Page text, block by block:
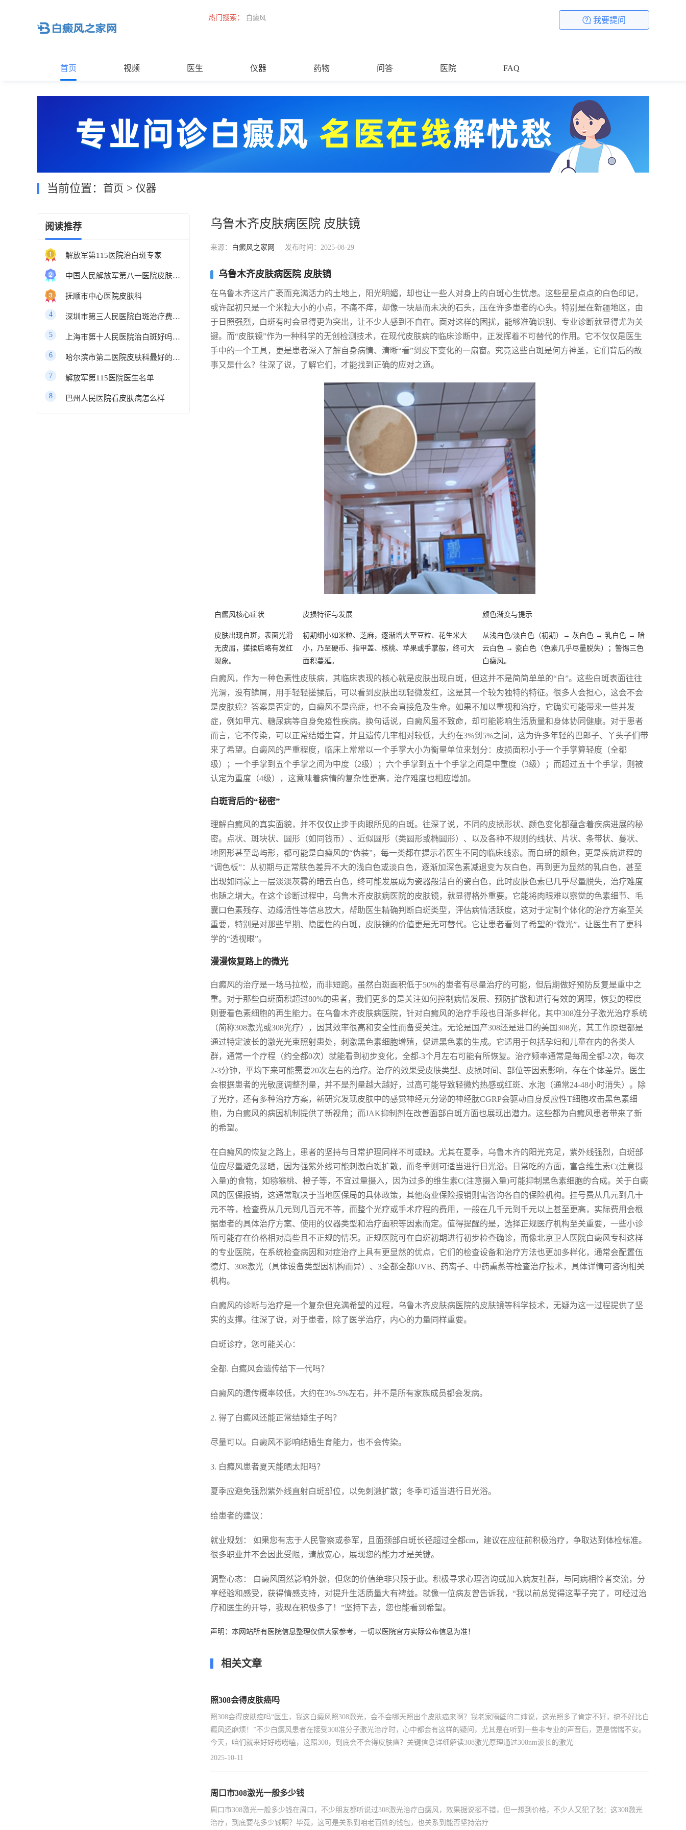
热门搜索： 白癜风 我要提问
首页 视频 医生 仪器 药物 问答 医院 FAQ
当前位置： 首页 > 仪器
阅读推荐
解放军第115医院治白斑专家
中国人民解放军第八一医院皮肤科最好的医生
抚顺市中心医院皮肤科
4 深圳市第三人民医院白斑治疗费用多少
5 上海市第十人民医院治白斑好吗知乎
6 哈尔滨市第二医院皮肤科最好的医生
7 解放军第115医院医生名单
8 巴州人民医院看皮肤病怎么样
乌鲁木齐皮肤病医院 皮肤镜
来源： 白癜风之家网 发布时间：2025-08-29
乌鲁木齐皮肤病医院 皮肤镜
在乌鲁木齐这片广袤而充满活力的土地上，阳光明媚，却也让一些人对身上的白斑心生忧虑。这些星星点点的白色印记，
或许起初只是一个米粒大小的小点，不痛不痒，却像一块悬而未决的石头，压在许多患者的心头。特别是在新疆地区，由
于日照强烈，白斑有时会显得更为突出，让不少人感到不自在。面对这样的困扰，能够准确识别、专业诊断就显得尤为关
键。而“皮肤镜”作为一种科学的无创检测技术，在现代皮肤病的临床诊断中，正发挥着不可替代的作用。它不仅仅是医生
手中的一个工具，更是患者深入了解自身病情、清晰“看”到皮下变化的一扇窗。究竟这些白斑是何方神圣，它们背后的故
事又是什么？往深了说，了解它们，才能找到正确的应对之道。
白癜风核心症状 皮损特征与发展 颜色渐变与提示
皮肤出现白斑，表面光滑
无皮屑，搓揉后略有发红
现象。
初期细小如米粒、芝麻，逐渐增大至豆粒、花生米大
小，乃至硬币、指甲盖、核桃、苹果或手掌般，终可大
面积蔓延。
从浅白色/淡白色（初期）→ 灰白色 → 乳白色 → 暗
云白色 → 瓷白色（色素几乎尽量脱失）；警惕三色
白癜风。
白癜风，作为一种色素性皮肤病，其临床表现的核心就是皮肤出现白斑，但这并不是简简单单的“白”。这些白斑表面往往
光滑，没有鳞屑，用手轻轻搓揉后，可以看到皮肤出现轻微发红，这是其一个较为独特的特征。很多人会担心，这会不会
是皮肤癌？答案是否定的，白癜风不是癌症，也不会直接危及生命。如果不加以重视和治疗，它确实可能带来一些并发
症，例如甲亢、糖尿病等自身免疫性疾病。换句话说，白癜风虽不致命，却可能影响生活质量和身体协同健康。对于患者
而言，它不传染，可以正常结婚生育，并且遗传几率相对较低，大约在3%到5%之间，这为许多年轻的巴郎子、丫头子们带
来了希望。白癜风的严重程度，临床上常常以一个手掌大小为衡量单位来划分：皮损面积小于一个手掌算轻度（全都
级）；一个手掌到五个手掌之间为中度（2级）；六个手掌到五十个手掌之间是中重度（3级）；而超过五十个手掌，则被
认定为重度（4级），这意味着病情的复杂性更高，治疗难度也相应增加。
白斑背后的“秘密”
理解白癜风的真实面貌，并不仅仅止步于肉眼所见的白斑。往深了说，不同的皮损形状、颜色变化都蕴含着疾病进展的秘
密。点状、斑块状、圆形（如同钱币）、近似圆形（类圆形或椭圆形）、以及各种不规则的线状、片状、条带状、蔓状、
地图形甚至岛屿形，都可能是白癜风的“伪装”，每一类都在提示着医生不同的临床线索。而白斑的颜色，更是疾病进程的
“调色板”：从初期与正常肤色差异不大的浅白色或淡白色，逐渐加深色素减退变为灰白色，再到更为显然的乳白色，甚至
出现如同蒙上一层淡淡灰雾的暗云白色，终可能发展成为瓷器般洁白的瓷白色，此时皮肤色素已几乎尽量脱失，治疗难度
也随之增大。在这个诊断过程中，乌鲁木齐皮肤病医院的皮肤镜，就显得格外重要。它能将肉眼难以察觉的色素细节、毛
囊口色素残存、边缘活性等信息放大，帮助医生精确判断白斑类型，评估病情活跃度，这对于定制个体化的治疗方案至关
重要，特别是对那些早期、隐匿性的白斑，皮肤镜的价值更是无可替代。它让患者看到了希望的“微光”，让医生有了更科
学的“透视眼”。
漫漫恢复路上的微光
白癜风的治疗是一场马拉松，而非短跑。虽然白斑面积低于50%的患者有尽量治疗的可能，但后期做好预防反复是重中之
重。对于那些白斑面积超过80%的患者，我们更多的是关注如何控制病情发展、预防扩散和进行有效的调理，恢复的程度
则要看色素细胞的再生能力。在乌鲁木齐皮肤病医院，针对白癜风的治疗手段也日渐多样化，其中308准分子激光治疗系统
（简称308激光或308光疗），因其效率很高和安全性而备受关注。无论是国产308还是进口的美国308光，其工作原理都是
通过特定波长的激光光束照射患处，刺激黑色素细胞增殖，促进黑色素的生成。它适用于包括孕妇和儿童在内的各类人
群，通常一个疗程（约全都0次）就能看到初步变化，全都-3个月左右可能有所恢复。治疗频率通常是每周全都-2次，每次
2-3分钟，平均下来可能需要20次左右的治疗。治疗的效果受皮肤类型、皮损时间、部位等因素影响，存在个体差异。医生
会根据患者的光敏度调整剂量，并不是剂量越大越好，过高可能导致轻微灼热感或红斑、水泡（通常24-48小时消失）。除
了光疗，还有多种治疗方案，新研究发现皮肤中的感觉神经元分泌的神经肽CGRP会驱动自身反应性T细胞攻击黑色素细
胞，为白癜风的病因机制提供了新视角；而JAK抑制剂在改善面部白斑方面也展现出潜力。这些都为白癜风患者带来了新
的希望。
在白癜风的恢复之路上，患者的坚持与日常护理同样不可或缺。尤其在夏季，乌鲁木齐的阳光充足，紫外线强烈，白斑部
位应尽量避免暴晒，因为强紫外线可能刺激白斑扩散，而冬季则可适当进行日光浴。日常吃的方面，富含维生素C(注意摄
入量)的食物，如猕猴桃、橙子等，不宜过量摄入，因为过多的维生素C(注意摄入量)可能抑制黑色素细胞的合成。关于白癜
风的医保报销，这通常取决于当地医保局的具体政策，其他商业保险报销则需咨询各自的保险机构。挂号费从几元到几十
元不等，检查费从几元到几百元不等，而整个光疗或手术疗程的费用，一般在几千元到千元以上甚至更高，实际费用会根
据患者的具体治疗方案、使用的仪器类型和治疗面积等因素而定。值得提醒的是，选择正规医疗机构至关重要，一些小诊
所可能存在价格相对高些且不正规的情况。正规医院可在白斑初期进行初步检查确诊，而像北京卫人医院白癜风专科这样
的专业医院，在系统检查病因和对症治疗上具有更显然的优点，它们的检查设备和治疗方法也更加多样化，通常会配置伍
德灯、308激光（具体设备类型因机构而异）、3全都全都UVB、药离子、中药熏蒸等检查治疗技术，具体详情可咨询相关
机构。
白癜风的诊断与治疗是一个复杂但充满希望的过程，乌鲁木齐皮肤病医院的皮肤镜等科学技术，无疑为这一过程提供了坚
实的支撑。往深了说，对于患者，除了医学治疗，内心的力量同样重要。
白斑诊疗，您可能关心：
全都. 白癜风会遗传给下一代吗？
白癜风的遗传概率较低，大约在3%-5%左右，并不是所有家族成员都会发病。
2. 得了白癜风还能正常结婚生子吗？
尽量可以。白癜风不影响结婚生育能力，也不会传染。
3. 白癜风患者夏天能晒太阳吗？
夏季应避免强烈紫外线直射白斑部位，以免刺激扩散；冬季可适当进行日光浴。
给患者的建议：
就业规划： 如果您有志于人民警察或参军，且面颈部白斑长径超过全都cm，建议在应征前积极治疗，争取达到体检标准。
很多职业并不会因此受限，请放宽心，展现您的能力才是关键。
调整心态： 白癜风固然影响外貌，但您的价值绝非只限于此。积极寻求心理咨询或加入病友社群，与同病相怜者交流，分
享经验和感受，获得情感支持，对提升生活质量大有裨益。就像一位病友曾告诉我，“我以前总觉得这辈子完了，可经过治
疗和医生的开导，我现在积极多了！”坚持下去，您也能看到希望。
声明：本网站所有医院信息整理仅供大家参考，一切以医院官方实际公布信息为准！
相关文章
照308会得皮肤癌吗
照308会得皮肤癌吗“医生，我这白癜风照308激光，会不会哪天照出个皮肤癌来啊？我老家隔壁的二婶说，这光照多了肯定不好，搞不好比白
癜风还麻烦！”不少白癜风患者在接受308准分子激光治疗时，心中都会有这样的疑问，尤其是在听到一些非专业的声音后，更是惴惴不安。
今天，咱们就来好好唠唠嗑，这照308，到底会不会得皮肤癌？关键信息详细解读308激光原理通过308nm波长的激光
2025-10-11
周口市308激光一般多少钱
周口市308激光一般多少钱在周口，不少朋友都听说过308激光治疗白癜风，效果据说挺不错，但一想到价格，不少人又犯了愁：这308激光
治疗，到底要花多少钱啊？毕竟，这可是关系到咱老百姓的钱包，也关系到能否坚持治疗